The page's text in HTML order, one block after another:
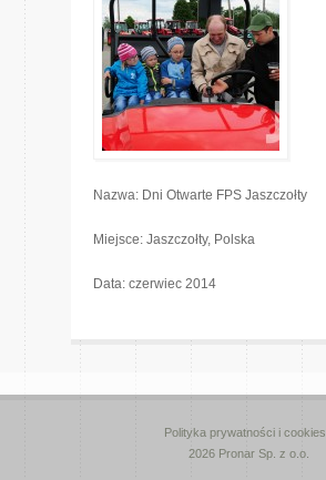
Nazwa: Dni Otwarte FPS Jaszczołty
Miejsce: Jaszczołty, Polska
Data: czerwiec 2014
Polityka prywatności i cookies
2026 Pronar Sp. z o.o.